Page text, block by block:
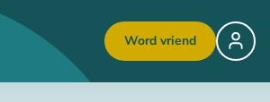
Word vriend